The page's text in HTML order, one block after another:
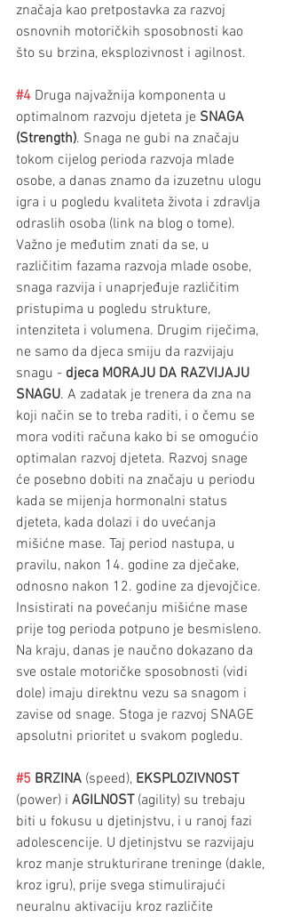
značaja kao pretpostavka za razvoj
osnovnih motoričkih sposobnosti kao
što su brzina, eksplozivnost i agilnost.
#4 Druga najvažnija komponenta u
optimalnom razvoju djeteta je SNAGA
(Strength). Snaga ne gubi na značaju
tokom cijelog perioda razvoja mlade
osobe, a danas znamo da izuzetnu ulogu
igra i u pogledu kvaliteta života i zdravlja
odraslih osoba (link na blog o tome).
Važno je međutim znati da se, u
različitim fazama razvoja mlade osobe,
snaga razvija i unaprjeđuje različitim
pristupima u pogledu strukture,
intenziteta i volumena. Drugim riječima,
ne samo da djeca smiju da razvijaju
snagu - djeca MORAJU DA RAZVIJAJU
SNAGU. A zadatak je trenera da zna na
koji način se to treba raditi, i o čemu se
mora voditi računa kako bi se omogućio
optimalan razvoj djeteta. Razvoj snage
će posebno dobiti na značaju u periodu
kada se mijenja hormonalni status
djeteta, kada dolazi i do uvećanja
mišićne mase. Taj period nastupa, u
pravilu, nakon 14. godine za dječake,
odnosno nakon 12. godine za djevojčice.
Insistirati na povećanju mišićne mase
prije tog perioda potpuno je besmisleno.
Na kraju, danas je naučno dokazano da
sve ostale motoričke sposobnosti (vidi
dole) imaju direktnu vezu sa snagom i
zavise od snage. Stoga je razvoj SNAGE
apsolutni prioritet u svakom pogledu.
#5 BRZINA (speed), EKSPLOZIVNOST
(power) i AGILNOST (agility) su trebaju
biti u fokusu u djetinjstvu, i u ranoj fazi
adolescencije. U djetinjstvu se razvijaju
kroz manje strukturirane treninge (dakle,
kroz igru), prije svega stimulirajući
neuralnu aktivaciju kroz različite